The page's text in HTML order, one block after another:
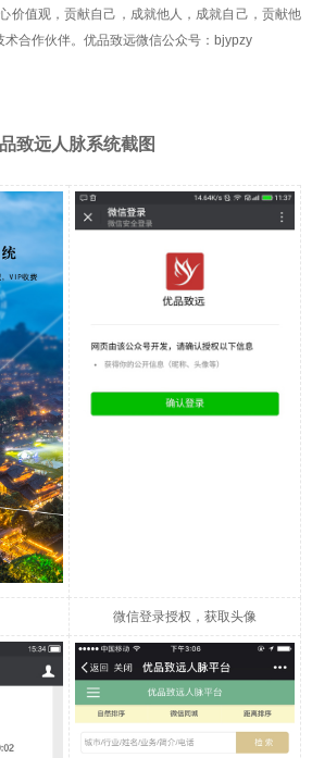
价值观，贡献自己，成就他人，成就自己，贡献他
术合作伙伴。优品致远微信公众号：bjypzy
致远人脉系统截图
微信登录授权，获取头像